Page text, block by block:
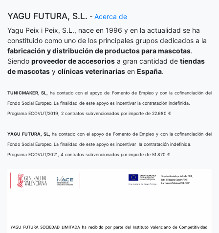
YAGU FUTURA, S.L. - Acerca de
Yagu Peix i Peix, S.L., nace en 1996 y en la actualidad se ha
constituido como uno de los principales grupos dedicados a la
fabricación y distribución de productos para mascotas.
Siendo proveedor de accesorios a gran cantidad de tiendas
de mascotas y clínicas veterinarias en España.
TUNICMAKER, SL,
ha contado con el apoyo de Fomento de Empleo y con la cofinanciación del
Fondo Social Europeo. La finalidad de este apoyo es incentivar la contratación indefinida.
Programa ECOVUT/2019, 2 contratos subvencionados por importe de 22.680 €
YAGU FUTURA, SL,
ha contado con el apoyo de Fomento de Empleo y con la cofinanciación del
Fondo Social Europeo. La finalidad de este apoyo es incentivar la contratación indefinida.
Programa ECOVUT/2021, 4 contratos subvencionados por importe de 51.870 €